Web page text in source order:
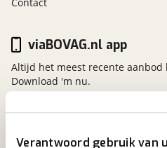
Verantwoord gebruik van
Contact
viaBOVAG.nl
viaBOVAG.nl app
Altijd het meest recente aanbod
Download 'm nu.